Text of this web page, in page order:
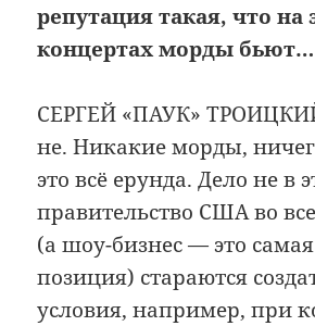
репутация такая, что на
концертах морды бьют…
СЕРГЕЙ «ПАУК»
не. Никакие морды,
это всё ерунда. Дело не в
правительство США во
(а шоу-бизнес — это
позиция) стараются
условия, например, при